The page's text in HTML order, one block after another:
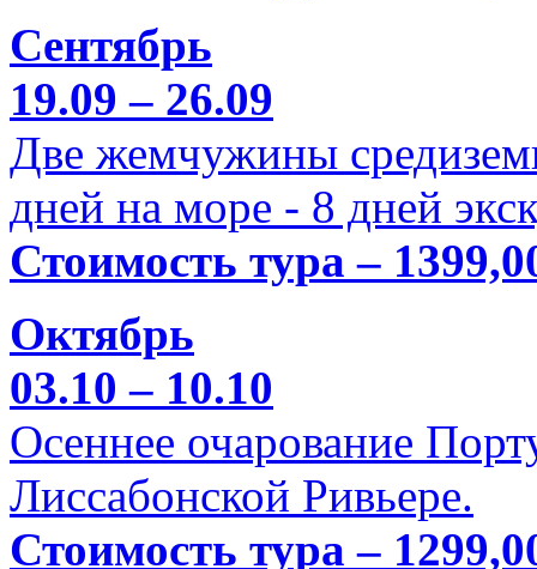
Сентябрь
19.09 – 26.09
Две жемчужины
дней на море - 8 дней
Стоимость тура –
Октябрь
03.10 – 10.10
Осеннее очарование
Лиссабонской Ривьере.
Стоимость тура –